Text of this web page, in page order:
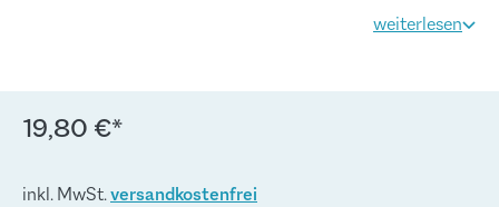
weiterlesen
19,80 €*
inkl. MwSt.versandkostenfrei